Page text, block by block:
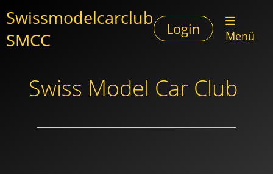
Swissmodelcarclub
SMCC
Login Menü
Swiss Model Car Club